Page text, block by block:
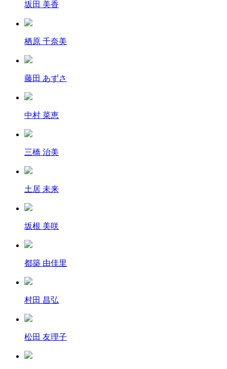
坂田 美香
栖原 千奈美
藤田 あずさ
中村 菜恵
三橋 治美
土居 未来
坂根 美咲
都築 由佳里
村田 昌弘
松田 友理子